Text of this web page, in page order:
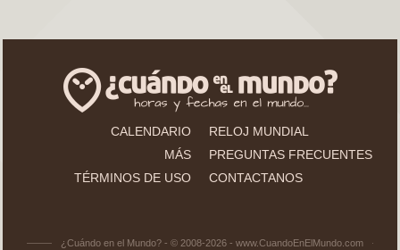
CALENDARIO
RELOJ MUNDIAL
MÁS
PREGUNTAS FRECUENTES
TÉRMINOS DE USO
CONTACTANOS
¿Cuándo en el Mundo? - © 2008-2026 - www.CuandoEnElMundo.com